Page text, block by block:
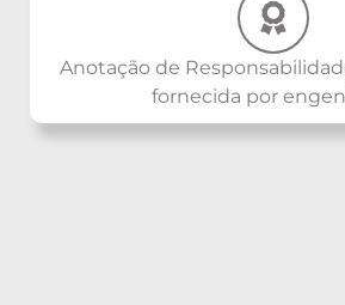
Anotação de
fornecida por